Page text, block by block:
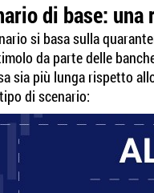
di base:
si basa sulla
da parte delle
sia più lunga rispetto
di scenario: